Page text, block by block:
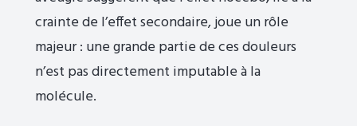
crainte de l’effet secondaire, joue un rôle
majeur : une grande partie de ces douleurs
n’est pas directement imputable à la
molécule.